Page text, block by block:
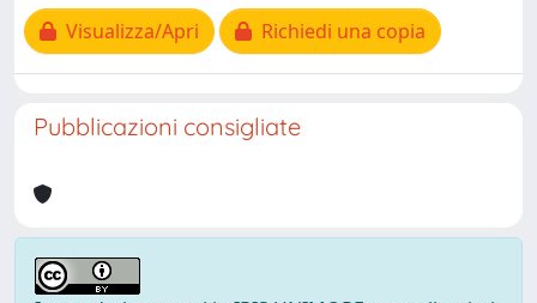
Visualizza/Apri
Richiedi una copia
Pubblicazioni consigliate